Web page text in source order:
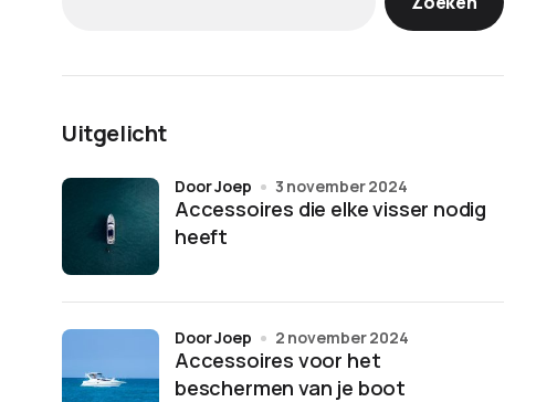
Uitgelicht
Accessoires die elke visser nodig
heeft
door Joep 3 november 2024
Accessoires voor het
beschermen van je boot
door Joep 2 november 2024